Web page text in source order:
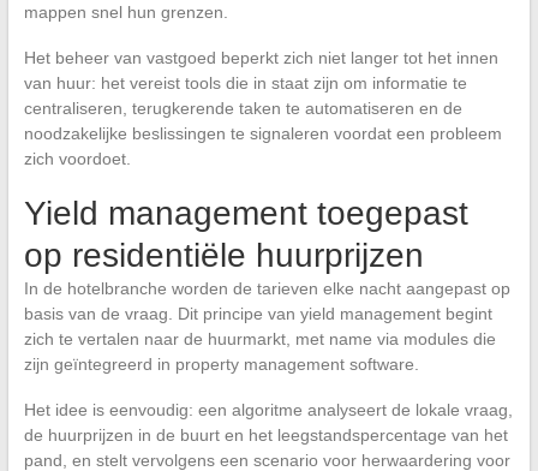
mappen snel hun grenzen.
Het beheer van vastgoed beperkt zich niet langer tot het innen
van huur: het vereist tools die in staat zijn om informatie te
centraliseren, terugkerende taken te automatiseren en de
noodzakelijke beslissingen te signaleren voordat een probleem
zich voordoet.
Yield management toegepast
op residentiële huurprijzen
In de hotelbranche worden de tarieven elke nacht aangepast op
basis van de vraag. Dit principe van yield management begint
zich te vertalen naar de huurmarkt, met name via modules die
zijn geïntegreerd in property management software.
Het idee is eenvoudig: een algoritme analyseert de lokale vraag,
de huurprijzen in de buurt en het leegstandspercentage van het
pand, en stelt vervolgens een scenario voor herwaardering voor